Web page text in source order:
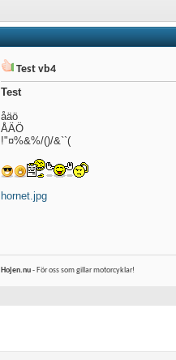
Test vb4
Test
åäö
ÅÄÖ
!"¤%&%/()/&``(
hornet.jpg
Hojen.nu- För oss som gillar motorcyklar!